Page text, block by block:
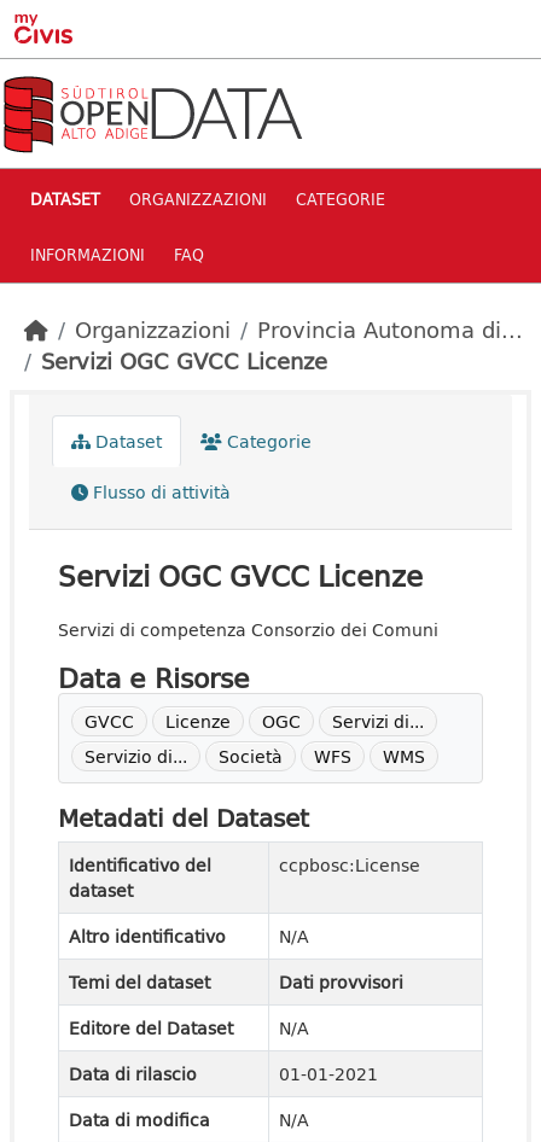
Skip to main content
DATASET ORGANIZZAZIONI CATEGORIE
INFORMAZIONI FAQ
Organizzazioni
Provincia Autonoma di...
Servizi OGC GVCC Licenze
Dataset
Categorie
Flusso di attività
Servizi OGC GVCC Licenze
Servizi di competenza Consorzio dei Comuni
Data e Risorse
GVCC Licenze OGC
Servizi di...
Servizio di...
Società WFS WMS
Metadati del Dataset
Identificativo del
dataset
ccpbosc:License
Altro identificativo
N/A
Temi del dataset
Dati provvisori
Editore del Dataset
N/A
Data di rilascio
01-01-2021
Data di modifica
N/A